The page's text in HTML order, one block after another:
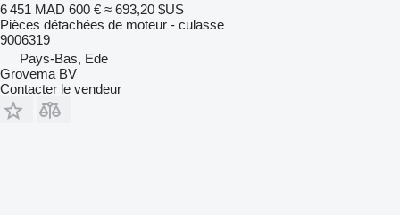
6 451 MAD 600 € ≈ 693,20 $US
Pièces détachées de moteur - culasse
9006319
Pays-Bas, Ede
Grovema BV
Contacter le vendeur